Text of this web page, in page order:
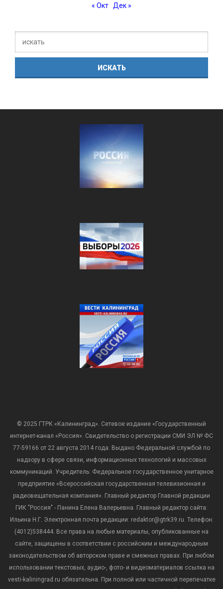
« Окт Дек »
© 2025 ГТРК «Калининград». Сетевое издание «Государственный
интернет-канал «Россия». Свидетельство о регистрации СМИ ЭЛ № ФС
77-59166 от 22 августа 2014 года. Выдано Федеральной службой по
надзору в сфере связи, информационных технологий и массовых
коммуникаций. Учредитель: Федеральное государственное унитарное
предприятие «Всероссийская государственная телевизионная и
радиовещательная компания». Главный редактор Главной редакции
ГИК "Россия" - Панина Елена Валерьевна. Главный редактор сайта:
Ильина Н.Г. Электронная почта редакции: redaktor@gtrk39.ru. Телефон:
(4012)538444. Все права на любые материалы, опубликованные на
сайте, защищены в соответствии с российским и международным
законодательством об авторском праве и смежных правах. При любом
использовании текстовых, аудио-, фото- и видеоматериалов ссылка на
vesti-kaliningrad.ru обязательна. При полной или частичной перепечатке